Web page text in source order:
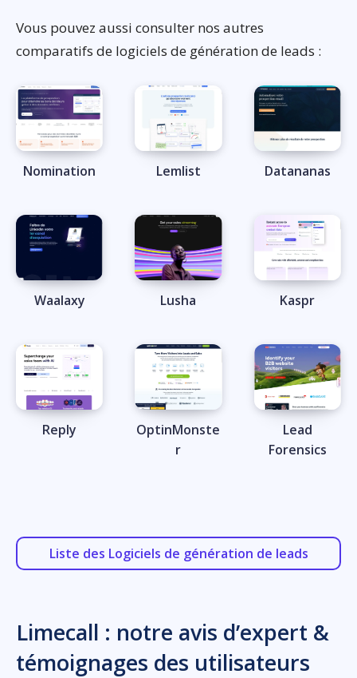
Vous pouvez aussi consulter nos autres
comparatifs de logiciels de génération de leads :
Nomination Lemlist Datananas
Waalaxy Lusha Kaspr
Reply
OptinMonste
r
Lead
Forensics
Liste des Logiciels de génération de leads
Limecall : notre avis d’expert &
témoignages des utilisateurs